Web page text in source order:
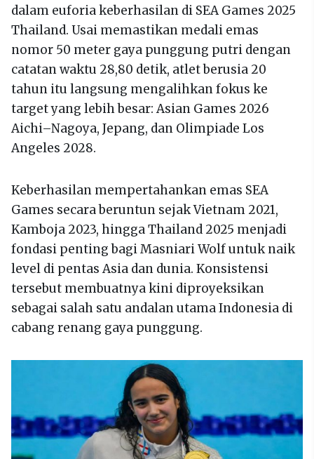
dalam euforia keberhasilan di SEA Games 2025
Thailand. Usai memastikan medali emas
nomor 50 meter gaya punggung putri dengan
catatan waktu 28,80 detik, atlet berusia 20
tahun itu langsung mengalihkan fokus ke
target yang lebih besar: Asian Games 2026
Aichi–Nagoya, Jepang, dan Olimpiade Los
Angeles 2028.
Keberhasilan mempertahankan emas SEA
Games secara beruntun sejak Vietnam 2021,
Kamboja 2023, hingga Thailand 2025 menjadi
fondasi penting bagi Masniari Wolf untuk naik
level di pentas Asia dan dunia. Konsistensi
tersebut membuatnya kini diproyeksikan
sebagai salah satu andalan utama Indonesia di
cabang renang gaya punggung.